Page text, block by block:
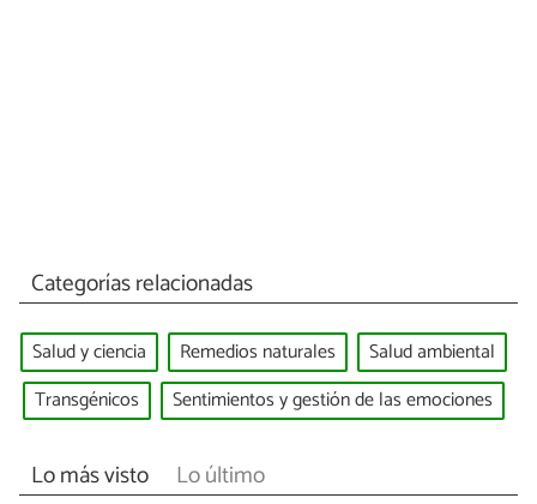
Categorías relacionadas
Salud y ciencia Remedios naturales
Salud ambiental
Transgénicos
Sentimientos y gestión de las emociones
Lo más visto Lo último